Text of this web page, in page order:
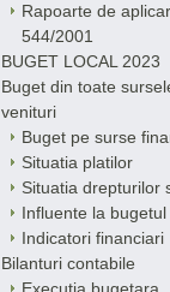
Rapoarte de
544/2001
BUGET LOCAL 2023
Buget din toate
venituri
Buget pe surse
Situatia platilor
Situatia drepturilor
Influente la bugetul
Indicatori financiari
Bilanturi contabile